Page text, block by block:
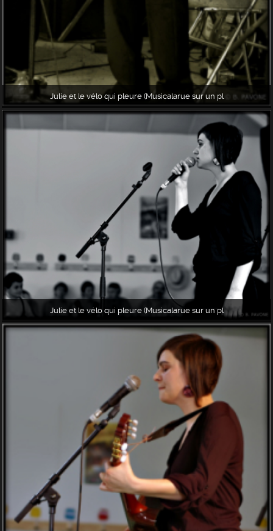
Julie et le vélo qui pleure (Musicalarue sur un pl
Julie et le vélo qui pleure (Musicalarue sur un pl